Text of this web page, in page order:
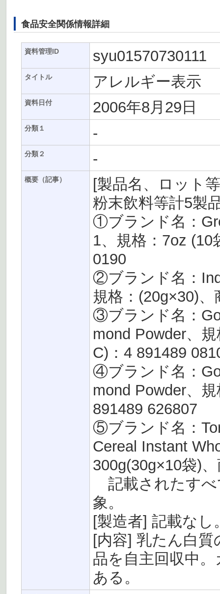
食品安全関係情報詳細
資料管理ID syu01570730111
タイトル アレルギー表示
資料日付 2006年8月29日
分類１ -
分類２ -
概要（記事）
[製品名、ロット
粉末飲料等計5製
①ブランド名：
1、規格：7oz (10
0190
②ブランド名：
規格：(20g×30)
③ブランド名：
mond Powder、
C)：4 891489
④ブランド名：
mond Powder、
891489 626807
⑤ブランド名：
Cereal Instant
300g(30g×10袋)
記載されたすべ
象。
[製造者] 記載なし
[内容] 乳たん白
品を自主回収中
ある。